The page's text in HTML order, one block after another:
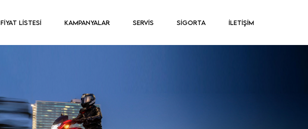
FİYAT LİSTESİ KAMPANYALAR SERVİS SİGORTA İLETİŞİM